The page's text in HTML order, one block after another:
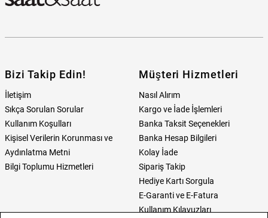
Bizi Takip Edin!
İletişim
Sıkça Sorulan Sorular
Kullanım Koşulları
Kişisel Verilerin Korunması ve
Aydınlatma Metni
Bilgi Toplumu Hizmetleri
Müşteri Hizmetleri
Nasıl Alırım
Kargo ve İade İşlemleri
Banka Taksit Seçenekleri
Banka Hesap Bilgileri
Kolay İade
Sipariş Takip
Hediye Kartı Sorgula
E-Garanti ve E-Fatura
Kullanım Kılavuzları